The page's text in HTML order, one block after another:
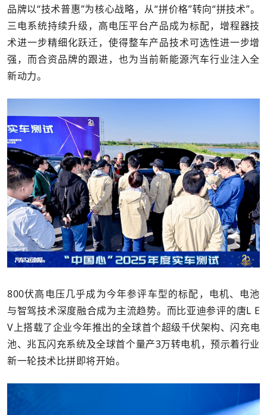
品牌以“技术普惠”为核心战略，从“拼价格”转向“拼技术”。
三电系统持续升级，高电压平台产品成为标配，增程器技
术进一步精细化跃迁，使得整车产品技术可选性进一步增
强，而合资品牌的跟进，也为当前新能源汽车行业注入全
新动力。
800伏高电压几乎成为今年参评车型的标配，电机、电池
与智驾技术深度融合成为主流趋势。而比亚迪参评的唐L E
V上搭载了企业今年推出的全球首个超级千伏架构、闪充电
池、兆瓦闪充系统及全球首个量产3万转电机，预示着行业
新一轮技术比拼即将开始。